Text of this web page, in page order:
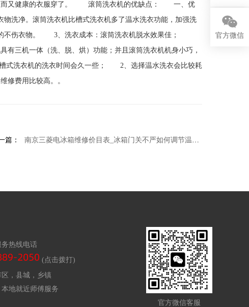
服而又健康的衣服穿了。 滚筒洗衣机的优缺点： 一、优
洗净。滚筒洗衣机比槽式洗衣机多了温水洗衣功能，加强洗
不伤衣物。 3、洗衣成本：滚筒洗衣机脱水效果佳；
三机一体（洗、脱、烘）功能；并且滚筒洗衣机机身小巧，
洗衣机的洗衣时间会久一些； 2、选择温水洗衣会比较耗
费用比较高。。
篇： 南京三菱电冰箱维修价目表_冰箱门关不严如何调节温度-冰箱门关不严解决方法
务热线电话
(点击拨打)
，县城，乡镇
地就近师傅服务
官方微信客服
官方微信